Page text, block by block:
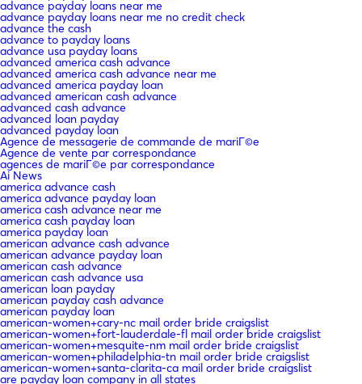
advance payday loans near me
advance payday loans near me no credit check
advance the cash
advance to payday loans
advance usa payday loans
advanced america cash advance
advanced america cash advance near me
advanced america payday loan
advanced american cash advance
advanced cash advance
advanced loan payday
advanced payday loan
Agence de messagerie de commande de mariГ©e
Agence de vente par correspondance
agences de mariГ©e par correspondance
Ai News
america advance cash
america advance payday loan
america cash advance near me
america cash payday loan
america payday loan
american advance cash advance
american advance payday loan
american cash advance
american cash advance usa
american loan payday
american payday cash advance
american payday loan
american-women+cary-nc mail order bride craigslist
american-women+fort-lauderdale-fl mail order bride craigslist
american-women+mesquite-nm mail order bride craigslist
american-women+philadelphia-tn mail order bride craigslist
american-women+santa-clarita-ca mail order bride craigslist
are payday loan company in all states